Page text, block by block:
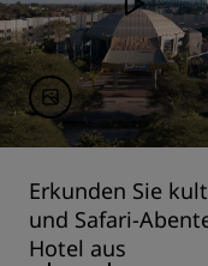
Erkunden Sie
und Safari-
Hotel aus